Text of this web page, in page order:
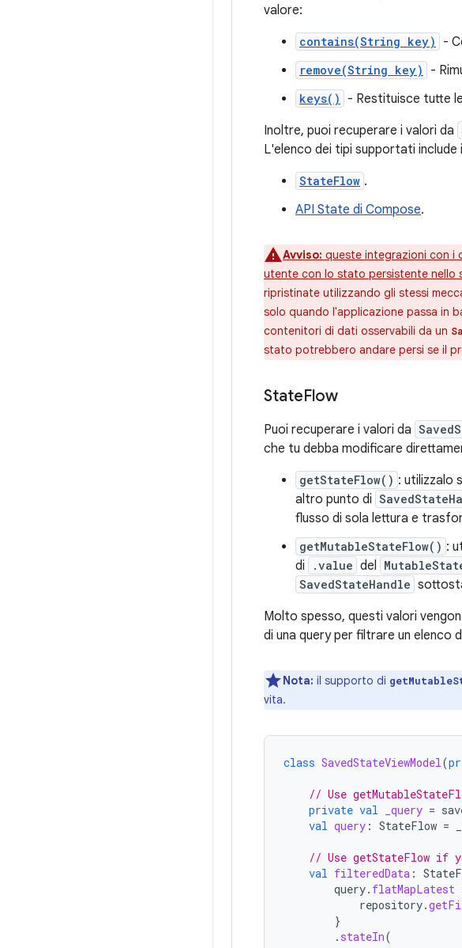
valore:
contains(String key) -
remove(String key) -
keys() - Restituisce tutte
Inoltre, puoi recuperare i valori da
L'elenco dei tipi supportati include
StateFlow .
API State di Compose.
Avviso: queste integrazioni con i
utente con lo stato persistente nello
ripristinate utilizzando gli stessi
solo quando l'applicazione passa in
contenitori di dati osservabili da un
stato potrebbero andare persi se il
StateFlow
Puoi recuperare i valori da
che tu debba modificare
getStateFlow() : utilizzalo
altro punto di
flusso di sola lettura e
getMutableStateFlow() :
di
.value del
SavedStateHandle
Molto spesso, questi valori
di una query per filtrare un elenco
Nota: il supporto di
vita.
class SavedStateViewModel(
// Use
private val _query =
val query : StateFlow =
// Use getStateFlow if
val filteredData :
query. flatMapLatest
repository.
}
. stateIn(